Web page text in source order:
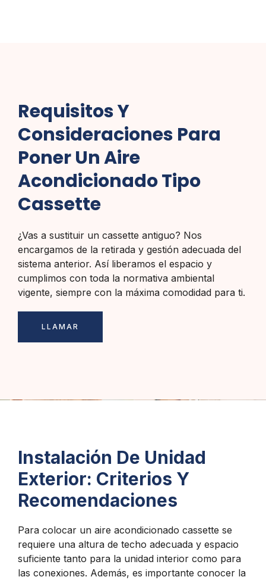
Requisitos Y
Consideraciones Para
Poner Un Aire
Acondicionado Tipo
Cassette
¿Vas a sustituir un cassette antiguo? Nos
encargamos de la retirada y gestión adecuada del
sistema anterior. Así liberamos el espacio y
cumplimos con toda la normativa ambiental
vigente, siempre con la máxima comodidad para ti.
LLAMAR
Instalación De Unidad
Exterior: Criterios Y
Recomendaciones
Para colocar un aire acondicionado cassette se
requiere una altura de techo adecuada y espacio
suficiente tanto para la unidad interior como para
las conexiones. Además, es importante conocer la